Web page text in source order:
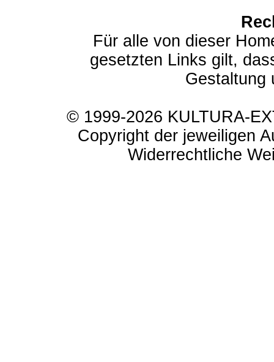
Für alle von dieser
gesetzten Links gilt,
Gestaltung
© 1999-2026 KULTURA-
Copyright der jeweiligen
Widerrechtliche